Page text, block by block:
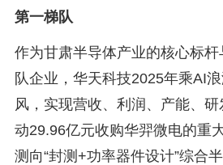
第一梯队
作为甘肃半导体产业的核心标
队企业，华天科技2025年乘AI
风，实现营收、利润、产能、
动29.96亿元收购华羿微电的重
测向“封测+功率器件设计”综合